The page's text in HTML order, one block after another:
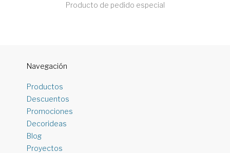
Producto de pedido especial
Navegación
Productos
Descuentos
Promociones
Decorideas
Blog
Proyectos